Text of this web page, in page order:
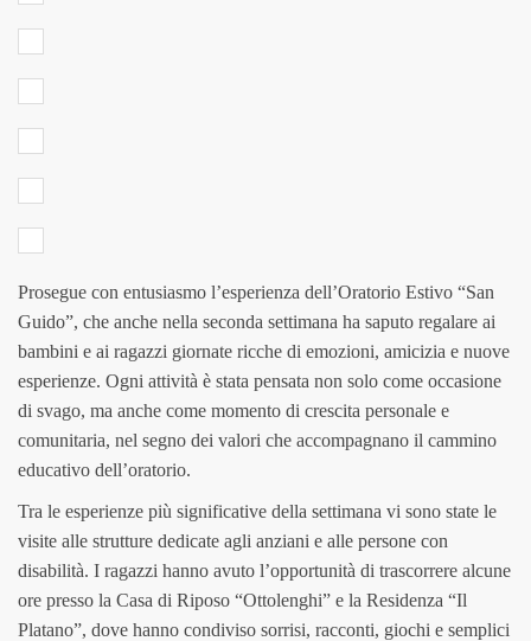
Prosegue con entusiasmo l’esperienza dell’Oratorio Estivo “San
Guido”, che anche nella seconda settimana ha saputo regalare ai
bambini e ai ragazzi giornate ricche di emozioni, amicizia e nuove
esperienze. Ogni attività è stata pensata non solo come occasione
di svago, ma anche come momento di crescita personale e
comunitaria, nel segno dei valori che accompagnano il cammino
educativo dell’oratorio.
Tra le esperienze più significative della settimana vi sono state le
visite alle strutture dedicate agli anziani e alle persone con
disabilità. I ragazzi hanno avuto l’opportunità di trascorrere alcune
ore presso la Casa di Riposo “Ottolenghi” e la Residenza “Il
Platano”, dove hanno condiviso sorrisi, racconti, giochi e semplici